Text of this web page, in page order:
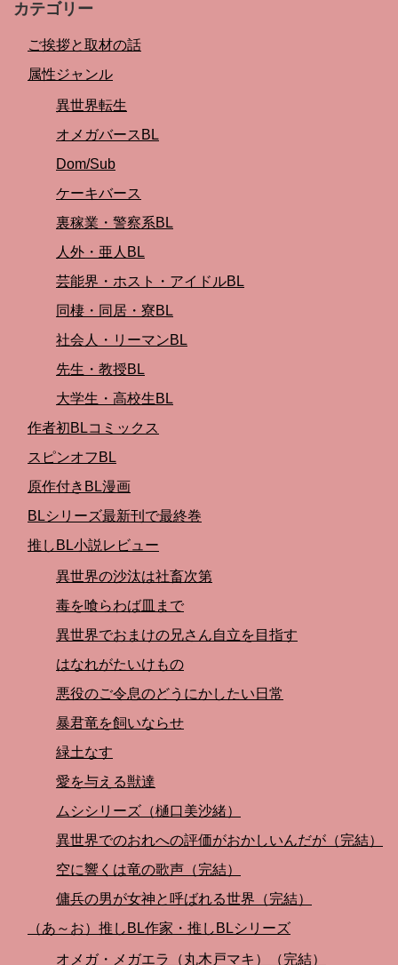
カテゴリー
ご挨拶と取材の話
属性ジャンル
異世界転生
オメガバースBL
Dom/Sub
ケーキバース
裏稼業・警察系BL
人外・亜人BL
芸能界・ホスト・アイドルBL
同棲・同居・寮BL
社会人・リーマンBL
先生・教授BL
大学生・高校生BL
作者初BLコミックス
スピンオフBL
原作付きBL漫画
BLシリーズ最新刊で最終巻
推しBL小説レビュー
異世界の沙汰は社畜次第
毒を喰らわば皿まで
異世界でおまけの兄さん自立を目指す
はなれがたいけもの
悪役のご令息のどうにかしたい日常
暴君竜を飼いならせ
緑土なす
愛を与える獣達
ムシシリーズ（樋口美沙緒）
異世界でのおれへの評価がおかしいんだが（完結）
空に響くは竜の歌声（完結）
傭兵の男が女神と呼ばれる世界（完結）
（あ～お）推しBL作家・推しBLシリーズ
オメガ・メガエラ（丸木戸マキ）（完結）